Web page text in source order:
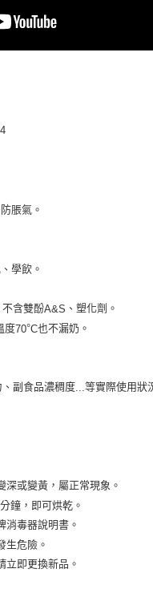
脹氣。
學飲。
不含雙酚A&S 、塑化劑。
度70°C也不漏奶。
副食品濃稠度 ...等實際使用狀
或變黃，屬正常現象。
分鐘，即可烘乾。
消毒器說明書。
生危險。
立即更換新品。